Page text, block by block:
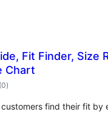
Fit Finder, Size
Chart
(0wszystkich
ocen
)
find their fit by